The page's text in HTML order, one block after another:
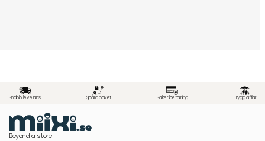
Snabb leverans Spåra paket Säker betalning Trygg affär
Beyond a store